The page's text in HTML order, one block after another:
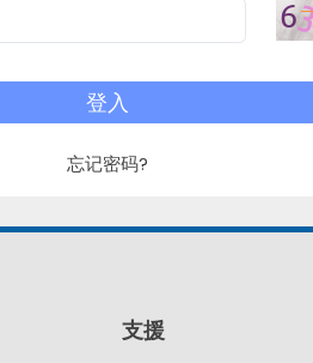
登入
忘记密码?
支援